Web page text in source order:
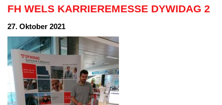
FH WELS KARRIEREMESSE DYWIDAG 2
27. Oktober 2021